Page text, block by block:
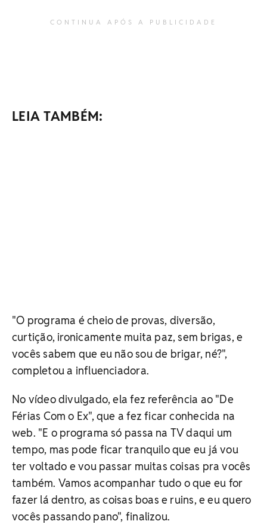
CONTINUA APÓS A PUBLICIDADE
LEIA TAMBÉM:
"O programa é cheio de provas, diversão,
curtição, ironicamente muita paz, sem brigas, e
vocês sabem que eu não sou de brigar, né?",
completou a influenciadora.
No vídeo divulgado, ela fez referência ao "De
Férias Com o Ex", que a fez ficar conhecida na
web. "E o programa só passa na TV daqui um
tempo, mas pode ficar tranquilo que eu já vou
ter voltado e vou passar muitas coisas pra vocês
também. Vamos acompanhar tudo o que eu for
fazer lá dentro, as coisas boas e ruins, e eu quero
vocês passando pano", finalizou.